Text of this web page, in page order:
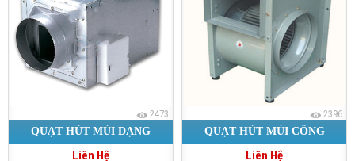
2473
QUẠT HÚT MÙI DẠNG
VUÔNG
Liên Hệ
2396
QUẠT HÚT MÙI CÔNG
NGHIỆP
Liên Hệ